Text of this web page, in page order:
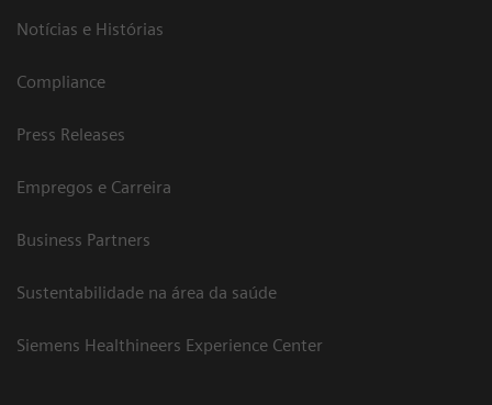
Notícias e Histórias
Compliance
Press Releases
Empregos e Carreira
Business Partners
Sustentabilidade na área da saúde
Siemens Healthineers Experience Center